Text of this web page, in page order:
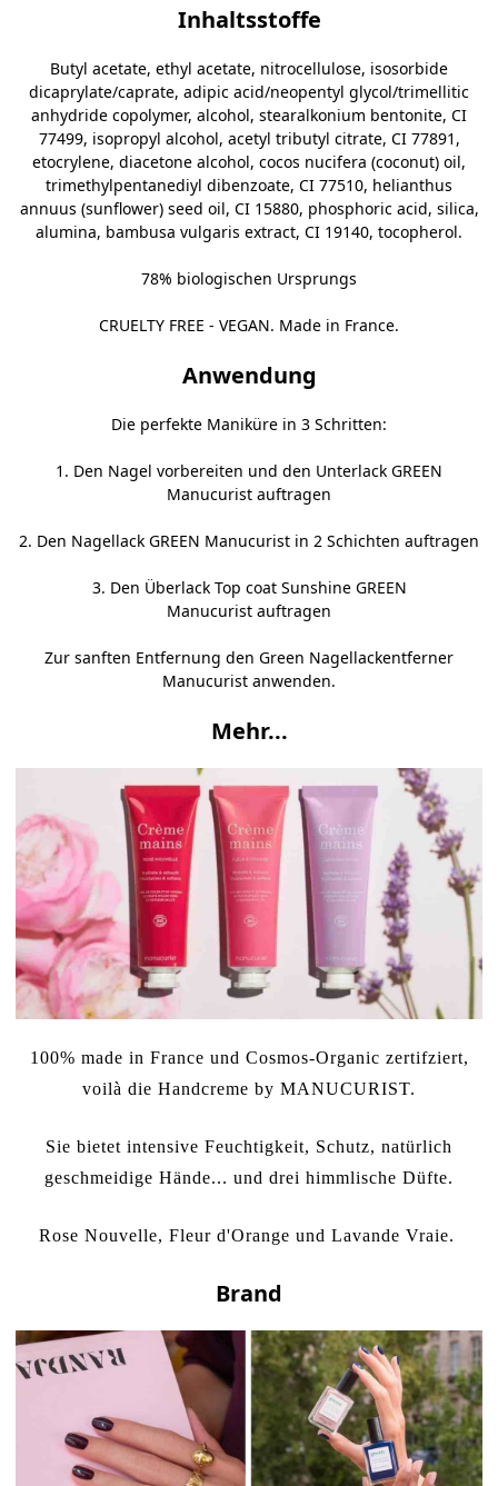
Inhaltsstoffe
Butyl acetate, ethyl acetate, nitrocellulose, isosorbide
dicaprylate/caprate, adipic acid/neopentyl glycol/trimellitic
anhydride copolymer, alcohol, stearalkonium bentonite, CI
77499, isopropyl alcohol, acetyl tributyl citrate, CI 77891,
etocrylene, diacetone alcohol, cocos nucifera (coconut) oil,
trimethylpentanediyl dibenzoate, CI 77510, helianthus
annuus (sunflower) seed oil, CI 15880, phosphoric acid, silica,
alumina, bambusa vulgaris extract, CI 19140, tocopherol.
78% biologischen Ursprungs
CRUELTY FREE - VEGAN. Made in France.
Anwendung
Die perfekte Maniküre in 3 Schritten:
1. Den Nagel vorbereiten und den Unterlack GREEN
Manucurist auftragen
2. Den Nagellack GREEN Manucurist in 2 Schichten auftragen
3. Den Überlack Top coat Sunshine GREEN
Manucurist auftragen
Zur sanften Entfernung den Green Nagellackentferner
Manucurist anwenden.
Mehr...
100% made in France und Cosmos-Organic zertifziert,
voilà die Handcreme by MANUCURIST.
Sie bietet intensive Feuchtigkeit, Schutz, natürlich
geschmeidige Hände... und drei himmlische Düfte.
Rose Nouvelle, Fleur d'Orange und Lavande Vraie.
Brand